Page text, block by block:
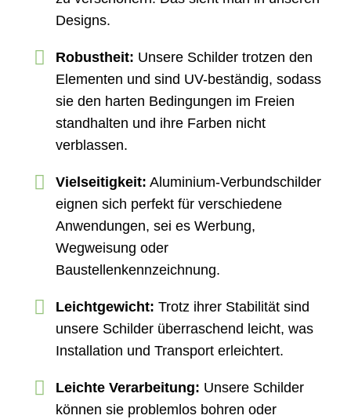
Designs.
Robustheit: Unsere Schilder trotzen den
Elementen und sind UV-beständig, sodass
sie den harten Bedingungen im Freien
standhalten und ihre Farben nicht
verblassen.
Vielseitigkeit: Aluminium-Verbundschilder
eignen sich perfekt für verschiedene
Anwendungen, sei es Werbung,
Wegweisung oder
Baustellenkennzeichnung.
Leichtgewicht:Trotz ihrer Stabilität sind
unsere Schilder überraschend leicht, was
Installation und Transport erleichtert.
Leichte Verarbeitung: Unsere Schilder
können sie problemlos bohren oder